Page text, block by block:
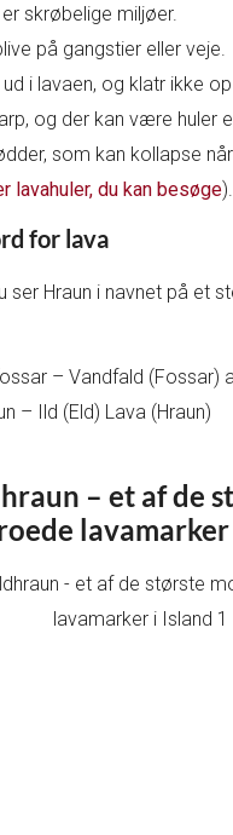
skrøbelige miljøer.
på gangstier eller veje.
i lavaen, og klatr ikke
og der kan være huler
som kan kollapse
lavahuler, du kan besøge).
for lava
ser Hraun i navnet på et
– Vandfald (Fossar)
– Ild (Eld) Lava (Hraun)
– et af de